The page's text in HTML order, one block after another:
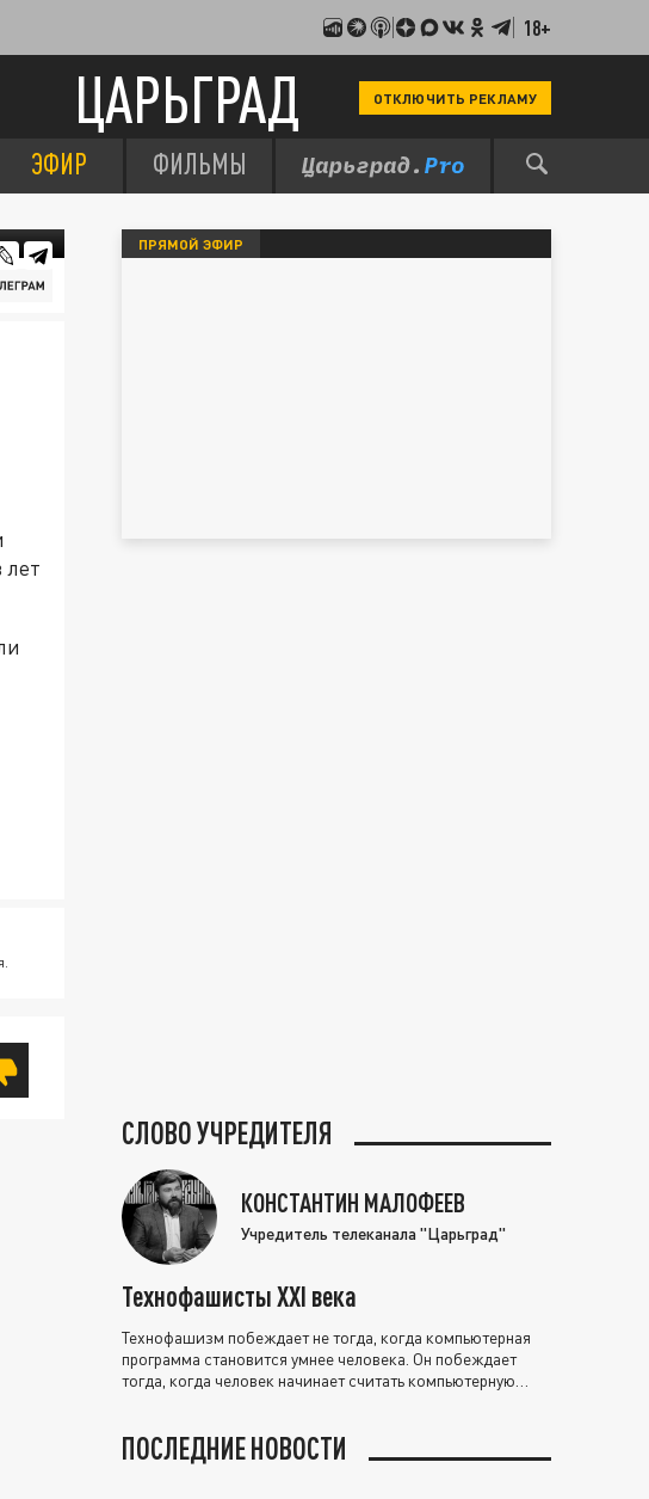
18+
ЦАРЬГРАД ОТКЛЮЧИТЬ РЕКЛАМУ
ЭФИР ФИЛЬМЫ
ПРЯМОЙ ЭФИР
СЛОВО УЧРЕДИТЕЛЯ
КОНСТАНТИН МАЛОФЕЕВ
Учредитель телеканала "Царьград"
Технофашисты XXI века
Технофашизм побеждает не тогда, когда компьютерная
программа становится умнее человека. Он побеждает
тогда, когда человек начинает считать компьютерную
ПОСЛЕДНИЕ НОВОСТИ